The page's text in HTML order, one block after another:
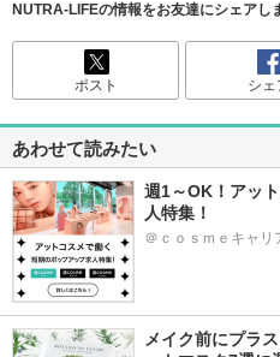
NUTRA-LIFEの情報をお友達にシェアし
ポスト シェ
あわせて読みたい
週1～OK！アッ
人特集！
＠ｃｏｓｍｅキャリ
メイク前にプラ